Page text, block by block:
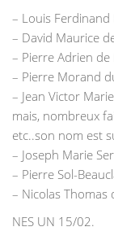
– Louis Ferdinand
– David Maurice
– Pierre Adrien de
– Pierre Morand
– Jean Victor
mais, nombreux
etc..son nom est
– Joseph Marie
– Pierre Sol-
– Nicolas Thomas
NES UN 15/02.